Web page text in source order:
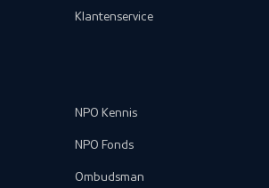
Klantenservice
NPO Kennis
NPO Fonds
Ombudsman